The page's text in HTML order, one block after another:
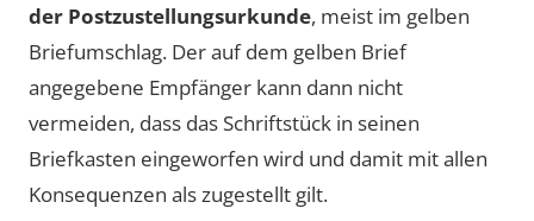
der Postzustellungsurkunde, meist im gelben
Briefumschlag. Der auf dem gelben Brief
angegebene Empfänger kann dann nicht
vermeiden, dass das Schriftstück in seinen
Briefkasten eingeworfen wird und damit mit allen
Konsequenzen als zugestellt gilt.